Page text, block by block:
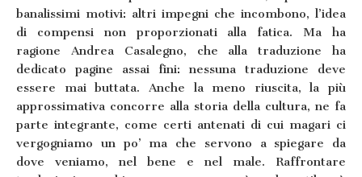
banalissimi motivi: altri impegni che incombono, l’idea
di compensi non proporzionati alla fatica. Ma ha
ragione Andrea Casalegno, che alla traduzione ha
dedicato pagine assai fini: nessuna traduzione deve
essere mai buttata. Anche la meno riuscita, la più
approssimativa concorre alla storia della cultura, ne fa
parte integrante, come certi antenati di cui magari ci
vergogniamo un po’ ma che servono a spiegare da
dove veniamo, nel bene e nel male. Raffrontare